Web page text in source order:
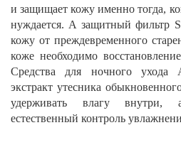
и защищает кожу именно тогда,
нуждается. А защитный фильтр
кожу от преждевременного
коже необходимо
Средства для ночного ухода
экстракт утесника
удерживать влагу внутри,
естественный контроль